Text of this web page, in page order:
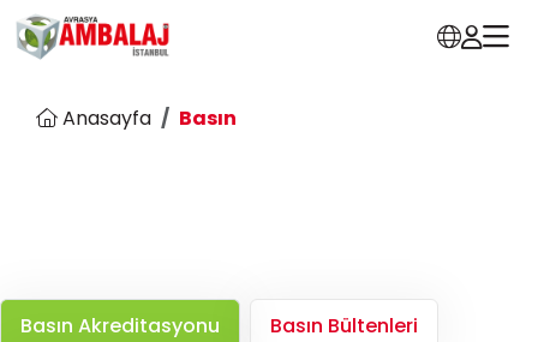
Anasayfa Basın
Basın Akreditasyonu
Basın Bültenleri